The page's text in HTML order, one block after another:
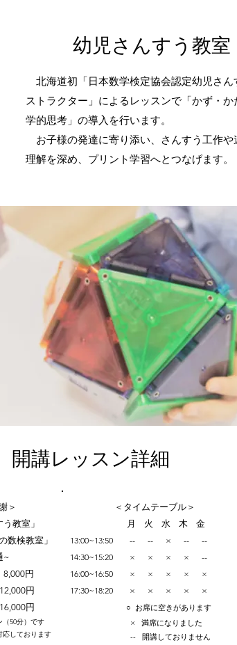
​幼児さんすう教室
北海道初「日本数学検定協会認定幼児さん
ストラクター」によるレッスンで「かず・か
学的思考」の導入を行います。
お子様の発達に寄り添い、さんすう工作や
理解を深め、プリント学習へとつなげます。
​開講レッスン詳細
＞
う教室」
数検教室」
~
円
円
円​​​
50分）です
しております
＜タイムテーブル＞
月 火 水 木 金
13:00~13:50 -- -- × -- --
14:30~15:20 × × × × --
16:00~16:50 × × × × ×
17:30~18:20 × × × × ×
○ お席に空きがあります
× 満席になりました
-- 開講しておりません